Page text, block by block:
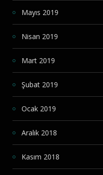
Mayıs 2019
Nisan 2019
Mart 2019
Şubat 2019
Ocak 2019
Aralık 2018
Kasım 2018